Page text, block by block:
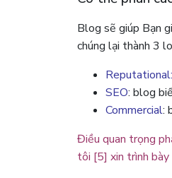
Blog sẽ giúp Bạn
chúng lại thành 3
Reputational:
SEO: blog
Commercial:
Điều quan trọng
tôi [5] xin trình bày